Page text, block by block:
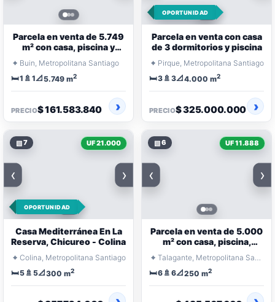
Parcela en venta de 5.749
m² con casa, piscina y
⌖ Buin, Metropolitana Santiago
🛏️1 🚿 1📐5.749 m2
PRECIO$ 161.583.840
OPORTUNIDAD
Parcela en venta con casa
de 3 dormitorios y piscina
⌖ Pirque, Metropolitana Santiago
🛏️3 🚿 3📐4.000 m2
PRECIO$ 325.000.000
▧7 UF 21.000
OPORTUNIDAD
‹ ›
Casa Mediterránea En La
Reserva, Chicureo - Colina
⌖ Colina, Metropolitana Santiago
🛏️5 🚿 5📐300 m2
▧6 UF 11.888
‹ ›
Parcela en venta de 5.000
m² con casa, piscina,
⌖ Talagante, Metropolitana Santiago
🛏️6 🚿 6📐250 m2